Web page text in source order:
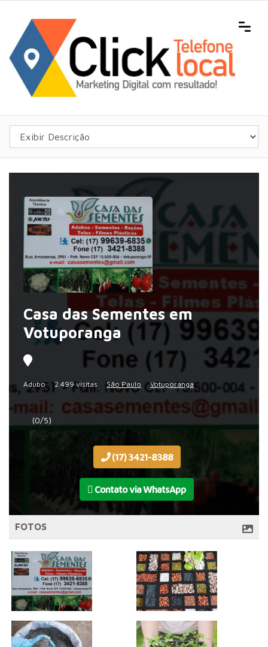
Casa das Sementes em
Votuporanga
Adubo 2.499 visitas São Paulo Votuporanga
(0/5)
(17) 3421-8388
Contato via WhatsApp
FOTOS